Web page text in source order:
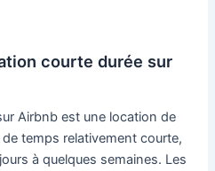
courte durée sur
Airbnb est une location de
temps relativement courte,
à quelques semaines. Les